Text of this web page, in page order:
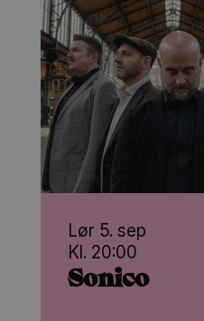
Lør 5. sep
Kl. 20:00
Sonico